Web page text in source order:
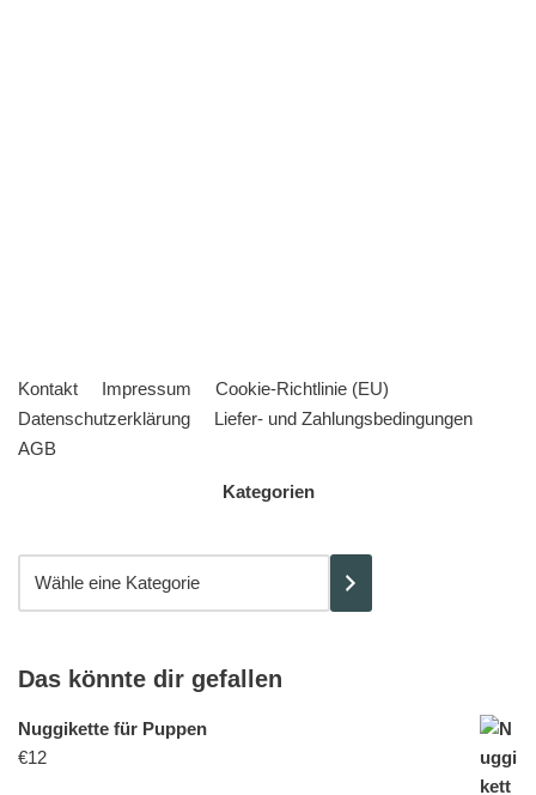
Kontakt Impressum
Cookie-Richtlinie (EU)
Datenschutzerklärung
Liefer- und Zahlungsbedingungen
AGB
Kategorien
Das könnte dir gefallen
Nuggikette für Puppen
€12